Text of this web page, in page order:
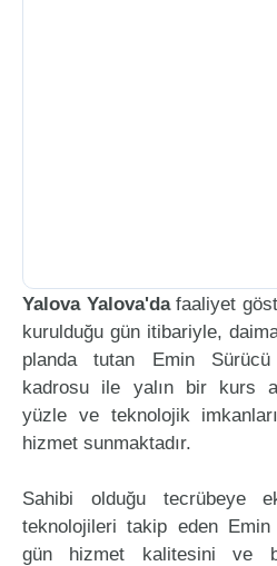
Yalova Yalova'dafaaliyet
kurulduğu gün itibariyle,
planda tutan Emin
kadrosu ile yalın bir kurs
yüzle ve teknolojik
hizmet sunmaktadır.
Sahibi olduğu tecrübeye
teknolojileri takip eden
gün hizmet kalitesini ve